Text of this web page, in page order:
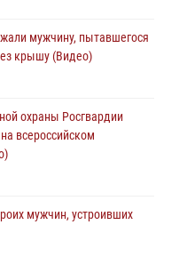
мужчину, пытавшегося
крышу (Видео)
охраны Росгвардии
всероссийском
мужчин, устроивших